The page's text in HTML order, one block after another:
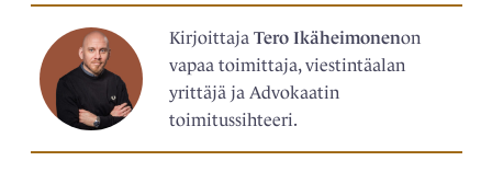
Kirjoittaja Tero Ikäheimonenon
vapaa toimittaja, viestintäalan
yrittäjä ja Advokaatin
toimitussihteeri.